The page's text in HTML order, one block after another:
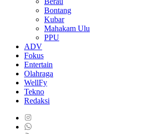
Bontang
Kubar
Mahakam Ulu
PPU
ADV
Fokus
Entertain
Olahraga
WellFy
Tekno
Redaksi